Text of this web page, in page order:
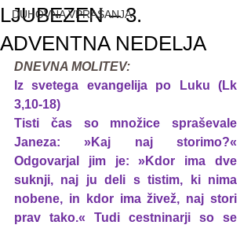
DUHOVNA VPRAŠANJA
LJUBEZEN – 3.
ADVENTNA NEDELJA
DNEVNA MOLITEV:
Iz svetega evangelija po Luku (Lk
3,10-18)
Tisti čas so množice spraševale
Janeza: »Kaj naj storimo?«
Odgovarjal jim je: »Kdor ima dve
suknji, naj ju deli s tistim, ki nima
nobene, in kdor ima živež, naj stori
prav tako.« Tudi cestninarji so se